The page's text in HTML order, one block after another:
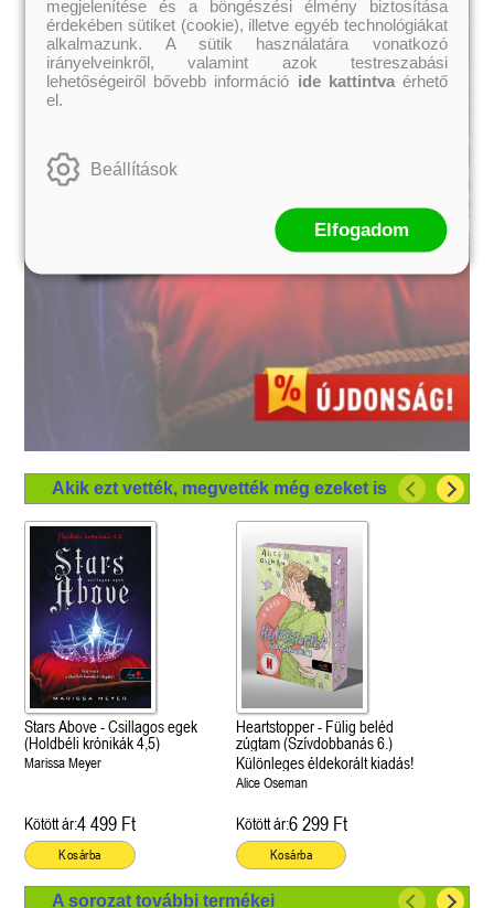
Akik ezt vették, megvették még ezeket is
Stars Above - Csillagos egek
(Holdbéli krónikák 4,5)
Marissa Meyer
Kötött ár:4 499 Ft
Kosárba
Heartstopper - Fülig beléd
zúgtam (Szívdobbanás 6.)
Különleges éldekorált kiadás!
Alice Oseman
Kötött ár:6 299 Ft
Kosárba
A sorozat további termékei
megjelenítése és a böngészési élmény biztosítása
érdekében sütiket (cookie), illetve egyéb technológiákat
alkalmazunk. A sütik használatára vonatkozó
irányelveinkről, valamint azok testreszabási
lehetőségeiről bővebb információ ide kattintvaérhető
el.
Beállítások
Elfogadom